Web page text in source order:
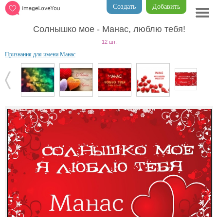
Добавить
Создать
Солнышко мое - Манас, люблю тебя!
12 шт.
Признания для имени Манас